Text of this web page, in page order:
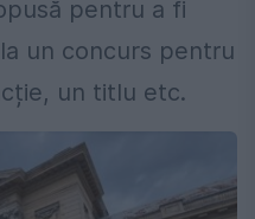
pentru a fi
un concurs pentru
un titlu etc.